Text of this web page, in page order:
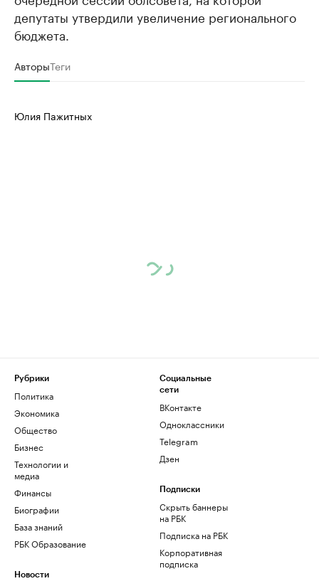
депутаты утвердили увеличение регионального
бюджета.
АвторыТеги
Юлия Пажитных
Рубрики
Политика
Экономика
Общество
Бизнес
Технологии и
медиа
Финансы
Биографии
База знаний
РБК Образование
Новости
Социальные
сети
ВКонтакте
Одноклассники
Telegram
Дзен
Подписки
Скрыть баннеры
на РБК
Подписка на РБК
Корпоративная
подписка